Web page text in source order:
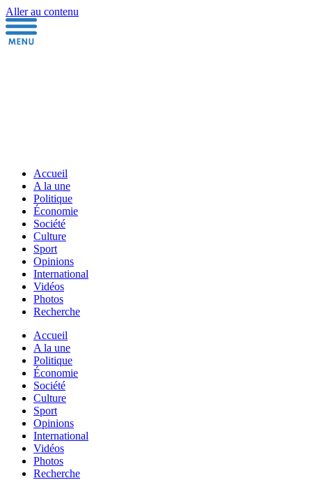
Aller au contenu
Accueil
A la une
Politique
Économie
Société
Culture
Sport
Opinions
International
Vidéos
Photos
Recherche
Accueil
A la une
Politique
Économie
Société
Culture
Sport
Opinions
International
Vidéos
Photos
Recherche